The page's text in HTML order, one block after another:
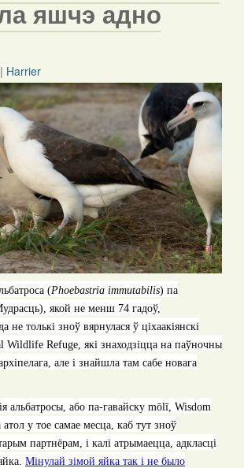
яшчэ адно
| Harrier
(Phoebastria immutabilis) па
якой не менш 74 гадоў,
не толькі зноў вярнулася ў ціхаакіянскі
Wildlife Refuge, які знаходзіцца на паўночны
але і знайшла там сабе новага
альбатросы, або па-гавайскуmōlī, Wisdom
у тое самае месца, каб тут зноў
партнёрам, і калі атрымаецца, адкласці
Мінулай зімой яйка так і не было